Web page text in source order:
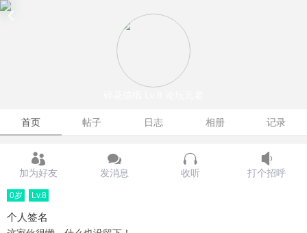
首页 帖子 日志 相册 记录
加为好友 发消息 收听 打个招呼
0岁 Lv.8
个人签名